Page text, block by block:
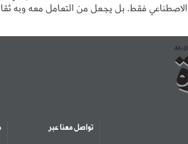
الاصطناعي فقط، بل يجعل من التعامل معه وبه
تواصل معنا عبر